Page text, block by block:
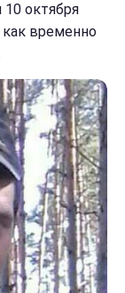
10 октября
как временно